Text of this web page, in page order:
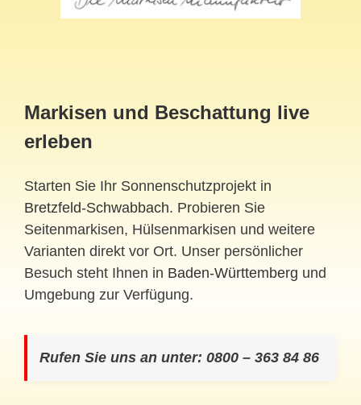
Markisen und Beschattung live
erleben
Starten Sie Ihr Sonnenschutzprojekt in
Bretzfeld-Schwabbach. Probieren Sie
Seitenmarkisen, Hülsenmarkisen und weitere
Varianten direkt vor Ort. Unser persönlicher
Besuch steht Ihnen in Baden-Württemberg und
Umgebung zur Verfügung.
Rufen Sie uns an unter: 0800 – 363 84 86